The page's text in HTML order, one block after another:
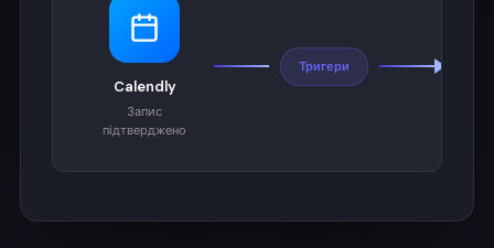
Calendly
Запис
підтверджено
Тригери